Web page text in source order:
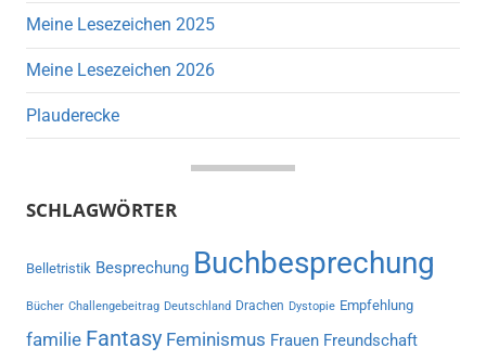
Meine Lesezeichen 2025
Meine Lesezeichen 2026
Plauderecke
SCHLAGWÖRTER
Belletristik Besprechung Buchbesprechung
Bücher Challengebeitrag Deutschland Drachen Dystopie Empfehlung
familie Fantasy Feminismus Frauen Freundschaft